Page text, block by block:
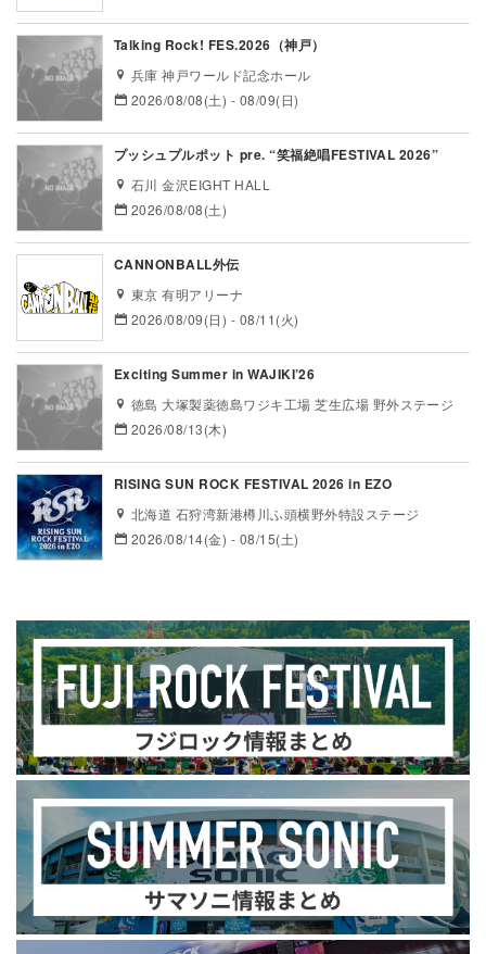
Talking Rock! FES.2026（神戸）
兵庫 神戸ワールド記念ホール
2026/08/08(土) - 08/09(日)
プッシュプルポット pre. “笑福絶唱FESTIVAL 2026”
石川 金沢EIGHT HALL
2026/08/08(土)
CANNONBALL外伝
東京 有明アリーナ
2026/08/09(日) - 08/11(火)
Exciting Summer in WAJIKI’26
徳島 大塚製薬徳島ワジキ工場 芝生広場 野外ステージ
2026/08/13(木)
RISING SUN ROCK FESTIVAL 2026 in EZO
北海道 石狩湾新港樽川ふ頭横野外特設ステージ
2026/08/14(金) - 08/15(土)